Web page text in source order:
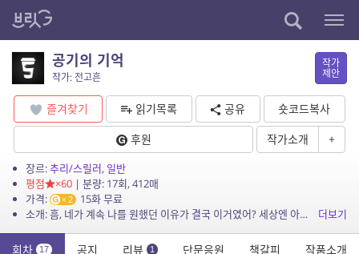
공기의 기억
작가: 전고흔
작가
제안
즐겨찾기 읽기목록 공유
숏코드복사
후원
작가소개 +
장르:추리/스릴러, 일반
평점
×60| 분량: 17회, 412매
가격:
2
15화 무료
소개: 흠, 네가 계속 나를 원했던 이유가 결국 이거였어? 세상엔 아무도 모르게 행해지고 있는 일들이 많아. 하지만 그것들은 언젠가 드러나게 되어 있어. 공기는 알기 때문이지. 공기는 기...
더보기
회차 17 공지 리뷰 1 단문응원 책갈피 작품소개